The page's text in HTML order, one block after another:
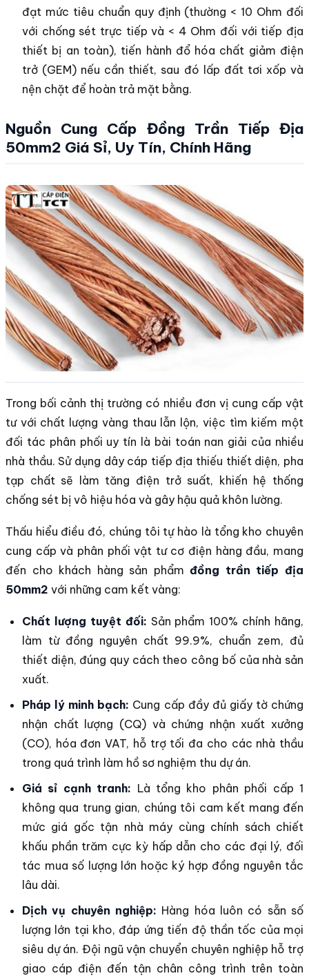
đạt mức tiêu chuẩn quy định (thường < 10 Ohm đối
với chống sét trực tiếp và < 4 Ohm đối với tiếp địa
thiết bị an toàn), tiến hành đổ hóa chất giảm điện
trở (GEM) nếu cần thiết, sau đó lấp đất tơi xốp và
nện chặt để hoàn trả mặt bằng.
Nguồn Cung Cấp Đồng Trần Tiếp Địa
50mm2 Giá Sỉ, Uy Tín, Chính Hãng
Trong bối cảnh thị trường có nhiều đơn vị cung cấp vật
tư với chất lượng vàng thau lẫn lộn, việc tìm kiếm một
đối tác phân phối uy tín là bài toán nan giải của nhiều
nhà thầu. Sử dụng dây cáp tiếp địa thiếu thiết diện, pha
tạp chất sẽ làm tăng điện trở suất, khiến hệ thống
chống sét bị vô hiệu hóa và gây hậu quả khôn lường.
Thấu hiểu điều đó, chúng tôi tự hào là tổng kho chuyên
cung cấp và phân phối vật tư cơ điện hàng đầu, mang
đến cho khách hàng sản phẩmđồng trần tiếp địa
50mm2 với những cam kết vàng:
Chất lượng tuyệt đối: Sản phẩm 100% chính hãng,
làm từ đồng nguyên chất 99.9%, chuẩn zem, đủ
thiết diện, đúng quy cách theo công bố của nhà sản
xuất.
Pháp lý minh bạch: Cung cấp đầy đủ giấy tờ chứng
nhận chất lượng (CQ) và chứng nhận xuất xưởng
(CO), hóa đơn VAT, hỗ trợ tối đa cho các nhà thầu
trong quá trình làm hồ sơ nghiệm thu dự án.
Giá sỉ cạnh tranh: Là tổng kho phân phối cấp 1
không qua trung gian, chúng tôi cam kết mang đến
mức giá gốc tận nhà máy cùng chính sách chiết
khấu phần trăm cực kỳ hấp dẫn cho các đại lý, đối
tác mua số lượng lớn hoặc ký hợp đồng nguyên tắc
lâu dài.
Dịch vụ chuyên nghiệp: Hàng hóa luôn có sẵn số
lượng lớn tại kho, đáp ứng tiến độ thần tốc của mọi
siêu dự án. Đội ngũ vận chuyển chuyên nghiệp hỗ trợ
giao cáp điện đến tận chân công trình trên toàn